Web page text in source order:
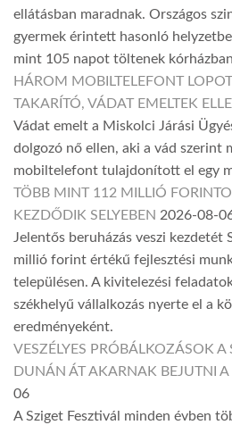
ellátásban maradnak. Országos
gyermek érintett hasonló
mint 105 napot töltenek
HÁROM MOBILTELEFONT
TAKARÍTÓ, VÁDAT EMELTEK
Vádat emelt a Miskolci Járási
dolgozó nő ellen, aki a vád szerint
mobiltelefont tulajdonított el egy
TÖBB MINT 112 MILLIÓ
KEZDŐDIK SELYEBEN 2026-08-
Jelentős beruházás veszi kezdetét
millió forint értékű fejlesztési
településen. A kivitelezési
székhelyű vállalkozás nyerte el a
eredményeként.
VESZÉLYES PRÓBÁLKOZÁSOK
DUNÁN ÁT AKARNAK BEJUTNI A
06
A Sziget Fesztivál minden évben